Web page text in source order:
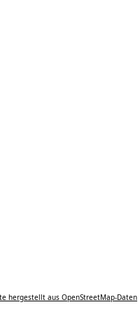
hergestellt aus OpenStreetMap-Daten